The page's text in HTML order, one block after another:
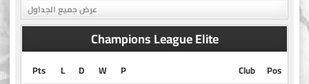
عرض جميع الجداول
Champions League Elite
Pos
Club
P
W
D
L
Pts